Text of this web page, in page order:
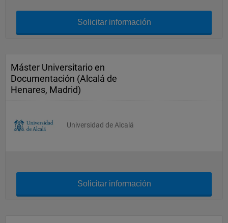
Solicitar información
Máster Universitario en
Documentación (Alcalá de
Henares, Madrid)
Universidad de Alcalá
Solicitar información